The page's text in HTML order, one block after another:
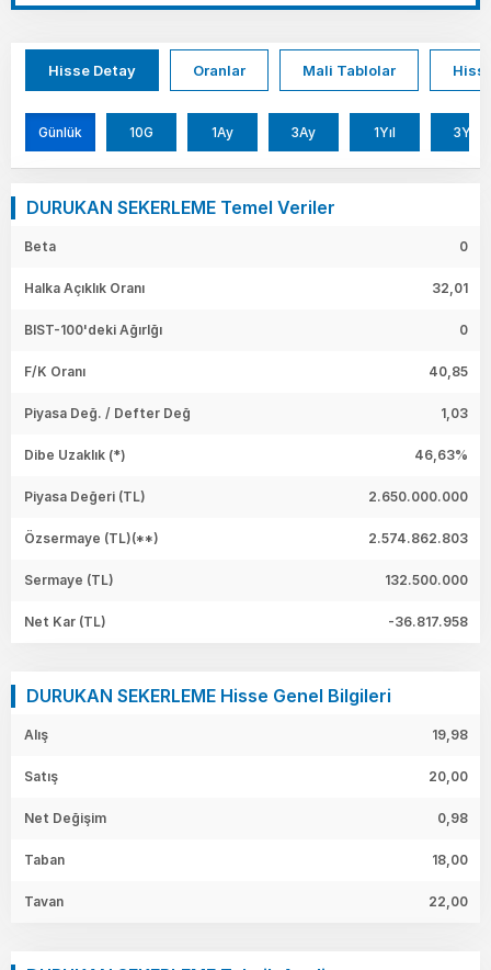
Hisse Detay Oranlar Mali Tablolar
Günlük 10G 1Ay 3Ay 1Yıl 3Yıl
DURUKAN SEKERLEME Temel Veriler
Beta 0
Halka Açıklık Oranı 32,01
BIST-100'deki Ağırlğı 0
F/K Oranı 40,85
Piyasa Değ. / Defter Değ 1,03
Dibe Uzaklık (*) 46,63%
Piyasa Değeri (TL) 2.650.000.000
Özsermaye (TL)(**) 2.574.862.803
Sermaye (TL) 132.500.000
Net Kar (TL) -36.817.958
DURUKAN SEKERLEME Hisse Genel Bilgileri
Alış 19,98
Satış 20,00
Net Değişim 0,98
Taban 18,00
Tavan 22,00